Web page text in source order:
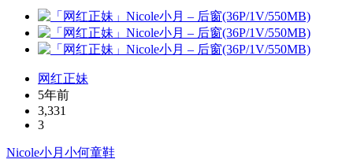
网红正妹
5年前
3,331
3
Nicole小月 小何童鞋